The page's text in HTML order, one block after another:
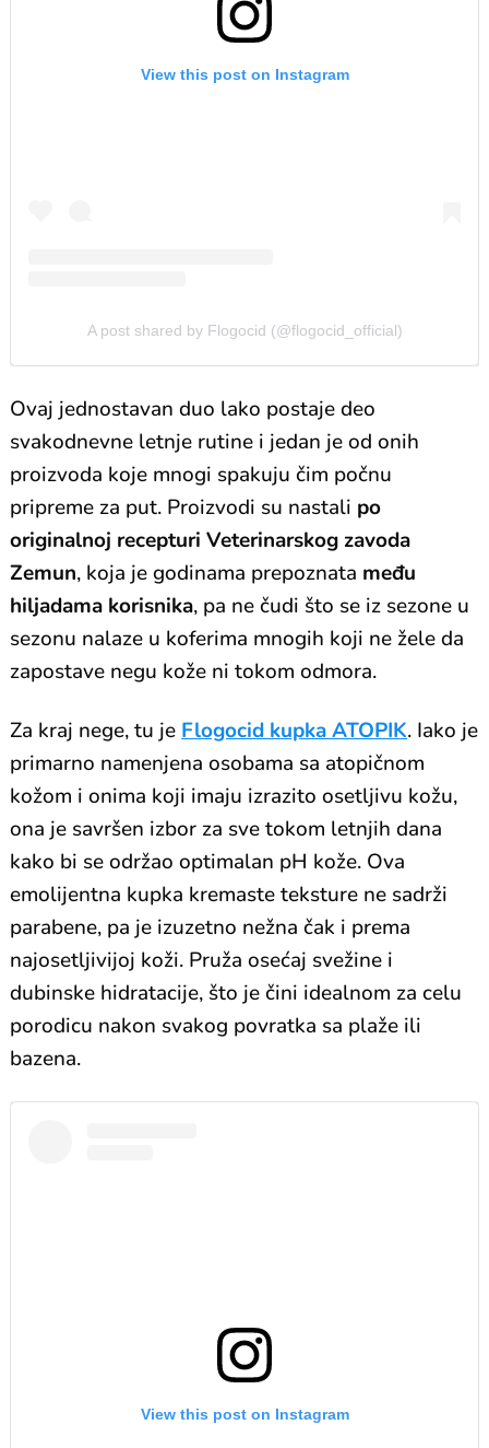
View this post on Instagram
A post shared by Flogocid (@flogocid_official)
Ovaj jednostavan duo lako postaje deo
svakodnevne letnje rutine i jedan je od onih
proizvoda koje mnogi spakuju čim počnu
pripreme za put. Proizvodi su nastali po
originalnoj recepturi Veterinarskog zavoda
Zemun, koja je godinama prepoznata među
hiljadama korisnika, pa ne čudi što se iz sezone u
sezonu nalaze u koferima mnogih koji ne žele da
zapostave negu kože ni tokom odmora.
Za kraj nege, tu je Flogocid kupka ATOPIK. Iako je
primarno namenjena osobama sa atopičnom
kožom i onima koji imaju izrazito osetljivu kožu,
ona je savršen izbor za sve tokom letnjih dana
kako bi se održao optimalan pH kože. Ova
emolijentna kupka kremaste teksture ne sadrži
parabene, pa je izuzetno nežna čak i prema
najosetljivijoj koži. Pruža osećaj svežine i
dubinske hidratacije, što je čini idealnom za celu
porodicu nakon svakog povratka sa plaže ili
bazena.
View this post on Instagram